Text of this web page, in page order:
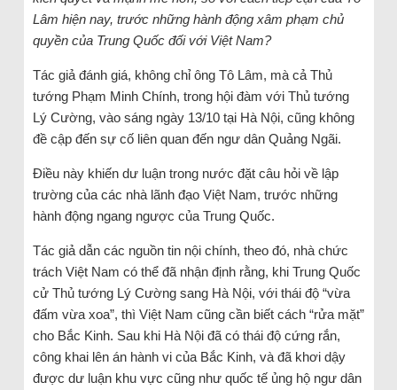
Lâm hiện nay, trước những hành động xâm phạm chủ
quyền của Trung Quốc đối với Việt Nam?
Tác giả đánh giá, không chỉ ông Tô Lâm, mà cả Thủ
tướng Phạm Minh Chính, trong hội đàm với Thủ tướng
Lý Cường, vào sáng ngày 13/10 tại Hà Nội, cũng không
đề cập đến sự cố liên quan đến ngư dân Quảng Ngãi.
Điều này khiến dư luận trong nước đặt câu hỏi về lập
trường của các nhà lãnh đạo Việt Nam, trước những
hành động ngang ngược của Trung Quốc.
Tác giả dẫn các nguồn tin nội chính, theo đó, nhà chức
trách Việt Nam có thể đã nhận định rằng, khi Trung Quốc
cử Thủ tướng Lý Cường sang Hà Nội, với thái độ “vừa
đấm vừa xoa”, thì Việt Nam cũng cần biết cách “rửa mặt”
cho Bắc Kinh. Sau khi Hà Nội đã có thái độ cứng rắn,
công khai lên án hành vi của Bắc Kinh, và đã khơi dậy
được dư luận khu vực cũng như quốc tế ủng hộ ngư dân